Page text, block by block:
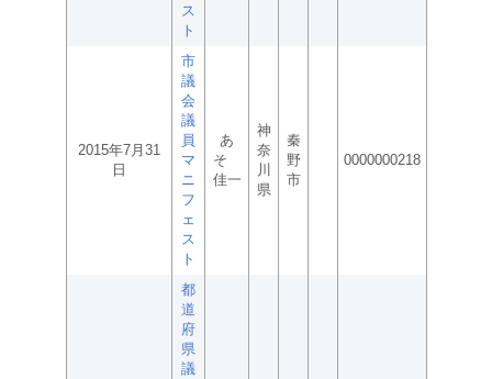
ス
ト
2015年7月31
日
市
議
会
議
員
マ
ニ
フ
ェ
ス
ト
あ
そ
佳一
神
奈
川
県
秦
野
市
0000000218
都
道
府
県
議